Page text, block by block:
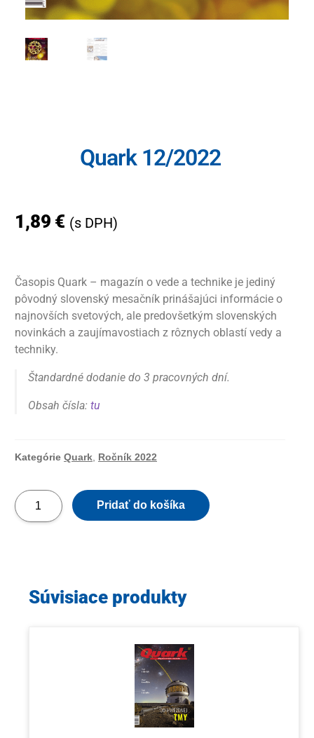
Quark 12/2022
1,89 € (s DPH)
Časopis Quark – magazín o vede a technike je jediný
pôvodný slovenský mesačník prinášajúci informácie o
najnovších svetových, ale predovšetkým slovenských
novinkách a zaujímavostiach z rôznych oblastí vedy a
techniky.
Štandardné dodanie do 3 pracovných dní.
Obsah čísla: tu
Kategórie Quark Ročník 2022
Pridať do košíka
Súvisiace produkty